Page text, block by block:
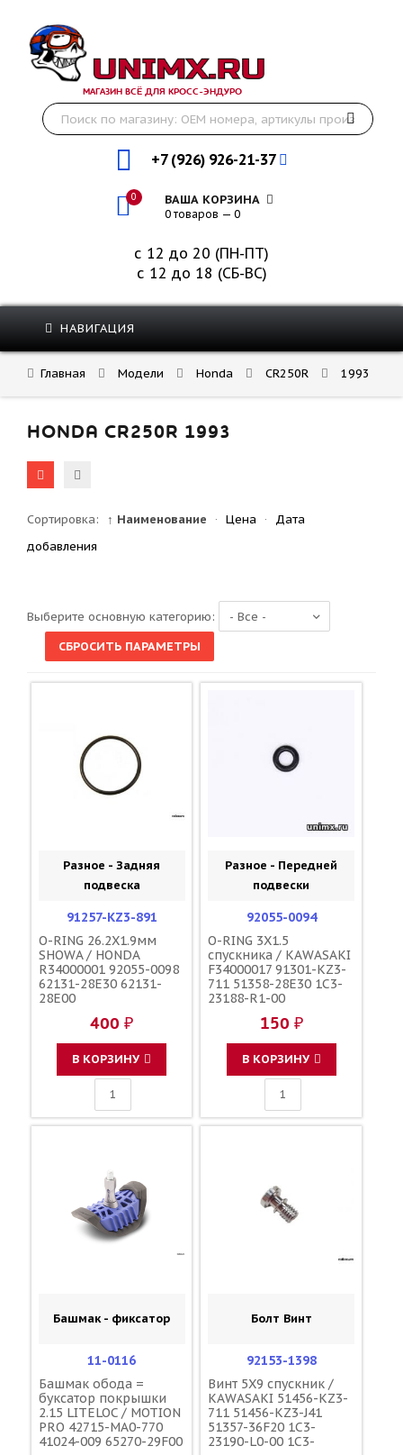
МАГАЗИН ВСЁ ДЛЯ КРОСС-ЭНДУРО
+7 (926) 926-21-37
0 ВАША КОРЗИНА
0 товаров — 0
с 12 до 20 (ПН-ПТ)
с 12 до 18 (СБ-ВС)
НАВИГАЦИЯ
Главная Модели Honda CR250R 1993
HONDA CR250R 1993
Сортировка: ↑ Наименование · Цена ·
Дата
добавления
Выберите основную категорию:
Разное - Задняя
подвеска
91257-KZ3-891
O-RING 26.2X1.9мм
SHOWA / HONDA
R34000001 92055-0098
62131-28E30 62131-
28E00
400 ₽
В КОРЗИНУ
Разное - Передней
подвески
92055-0094
O-RING 3X1.5
спускника / KAWASAKI
F34000017 91301-KZ3-
711 51358-28E30 1C3-
23188-R1-00
150 ₽
В КОРЗИНУ
Башмак - фиксатор
11-0116
Башмак обода =
буксатор покрышки
2.15 LITELOC / MOTION
PRO 42715-MA0-770
41024-009 65270-29F00
Болт Винт
92153-1398
Винт 5X9 спускник /
KAWASAKI 51456-KZ3-
711 51456-KZ3-J41
51357-36F20 1C3-
23190-L0-00 1C3-